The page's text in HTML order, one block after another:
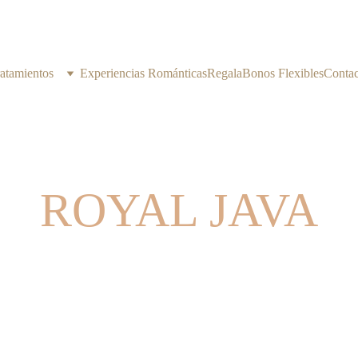
Experiencias RománticasRegalaBonos Flexibles
ROYAL JAVA